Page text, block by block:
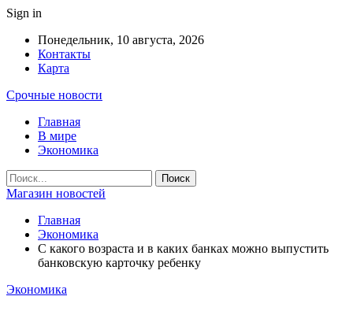
Sign in
Понедельник, 10 августа, 2026
Контакты
Карта
Срочные новости
Главная
В мире
Экономика
Магазин новостей
Главная
Экономика
С какого возраста и в каких банках можно выпустить
банковскую карточку ребенку
Экономика